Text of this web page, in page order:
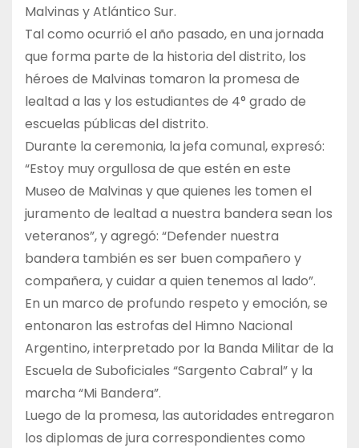
Malvinas y Atlántico Sur.
Tal como ocurrió el año pasado, en una jornada
que forma parte de la historia del distrito, los
héroes de Malvinas tomaron la promesa de
lealtad a las y los estudiantes de 4° grado de
escuelas públicas del distrito.
Durante la ceremonia, la jefa comunal, expresó:
“Estoy muy orgullosa de que estén en este
Museo de Malvinas y que quienes les tomen el
juramento de lealtad a nuestra bandera sean los
veteranos”, y agregó: “Defender nuestra
bandera también es ser buen compañero y
compañera, y cuidar a quien tenemos al lado”.
En un marco de profundo respeto y emoción, se
entonaron las estrofas del Himno Nacional
Argentino, interpretado por la Banda Militar de la
Escuela de Suboficiales “Sargento Cabral” y la
marcha “Mi Bandera”.
Luego de la promesa, las autoridades entregaron
los diplomas de jura correspondientes como